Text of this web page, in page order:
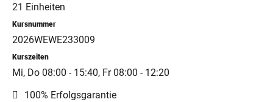
21 Einheiten
Kursnummer
2026WEWE233009
Kurszeiten
Mi, Do 08:00 - 15:40, Fr 08:00 - 12:20
100% Erfolgsgarantie